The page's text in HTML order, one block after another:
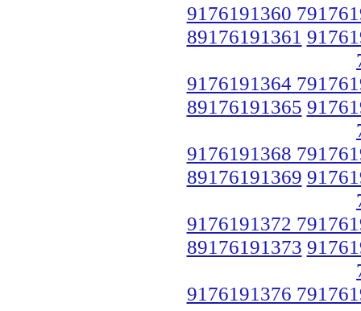
9176191360
89176191361
9176191364
89176191365
9176191368
89176191369
9176191372
89176191373
9176191376